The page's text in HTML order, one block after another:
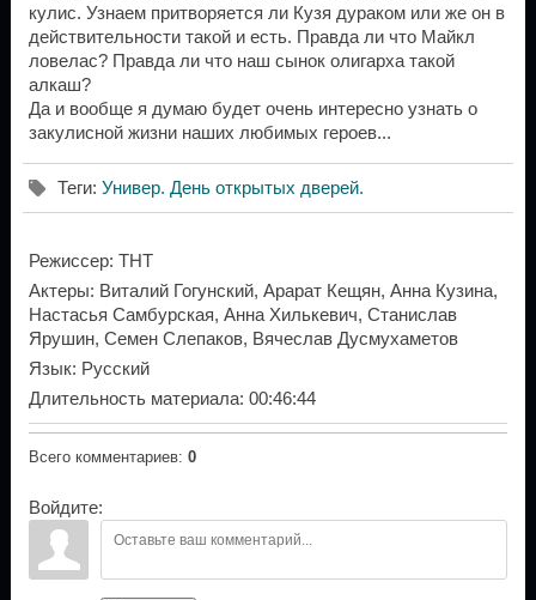
кулис. Узнаем притворяется ли Кузя дураком или же он в
действительности такой и есть. Правда ли что Майкл
ловелас? Правда ли что наш сынок олигарха такой
алкаш?
Да и вообще я думаю будет очень интересно узнать о
закулисной жизни наших любимых героев...
Теги: Универ. День открытых дверей.
Режиссер: ТНТ
Актеры: Виталий Гогунский, Арарат Кещян, Анна Кузина,
Настасья Самбурская, Анна Хилькевич, Станислав
Ярушин, Семен Слепаков, Вячеслав Дусмухаметов
Язык: Русский
Длительность материала: 00:46:44
Всего комментариев: 0
Войдите: